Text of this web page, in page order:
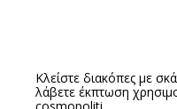
Κλείστε διακόπες με
λάβετε έκπτωση